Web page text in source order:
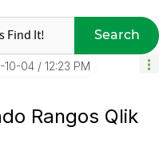
Search
10-04 12:23 PM
Rangos Qlik